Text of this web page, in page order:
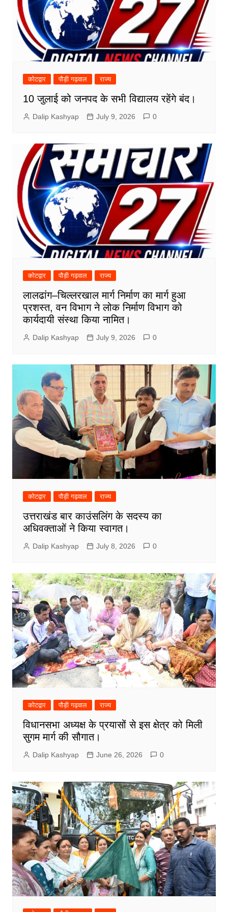
कोटद्वार पौड़ी गढ़वाल राज्य
10 जुलाई को जनपद के सभी विद्यालय रहेंगे बंद।
Dalip Kashyap July 9, 2026 0
कोटद्वार पौड़ी गढ़वाल राज्य
लालढांग–चिल्लरखाल मार्ग निर्माण का मार्ग हुआ
प्रशस्त, वन विभाग ने लोक निर्माण विभाग को
कार्यदायी संस्था किया नामित।
Dalip Kashyap July 9, 2026 0
कोटद्वार पौड़ी गढ़वाल राज्य
उत्तराखंड बार काउंसलिंग के सदस्य का
अधिवक्ताओं ने किया स्वागत।
Dalip Kashyap July 8, 2026 0
कोटद्वार पौड़ी गढ़वाल राज्य
विधानसभा अध्यक्ष के प्रयासों से इस क्षेत्र को मिली
सुगम मार्ग की सौगात।
Dalip Kashyap June 26, 2026 0